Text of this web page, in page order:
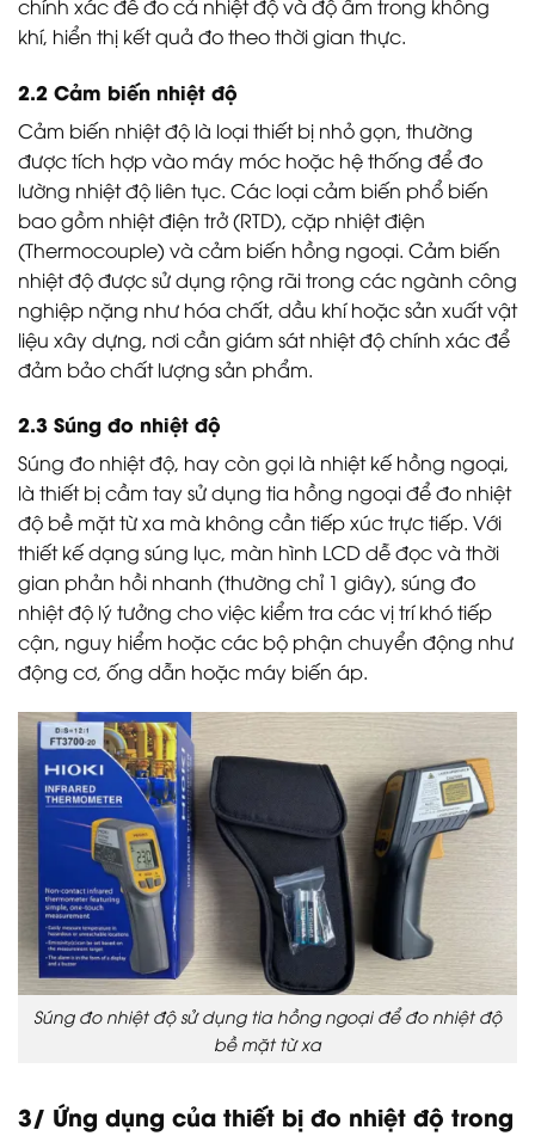
chính xác để đo cả nhiệt độ và độ ẩm trong không
khí, hiển thị kết quả đo theo thời gian thực.
2.2 Cảm biến nhiệt độ
Cảm biến nhiệt độ là loại thiết bị nhỏ gọn, thường
được tích hợp vào máy móc hoặc hệ thống để đo
lường nhiệt độ liên tục. Các loại cảm biến phổ biến
bao gồm nhiệt điện trở (RTD), cặp nhiệt điện
(Thermocouple) và cảm biến hồng ngoại. Cảm biến
nhiệt độ được sử dụng rộng rãi trong các ngành công
nghiệp nặng như hóa chất, dầu khí hoặc sản xuất vật
liệu xây dựng, nơi cần giám sát nhiệt độ chính xác để
đảm bảo chất lượng sản phẩm.
2.3 Súng đo nhiệt độ
Súng đo nhiệt độ, hay còn gọi là nhiệt kế hồng ngoại,
là thiết bị cầm tay sử dụng tia hồng ngoại để đo nhiệt
độ bề mặt từ xa mà không cần tiếp xúc trực tiếp. Với
thiết kế dạng súng lục, màn hình LCD dễ đọc và thời
gian phản hồi nhanh (thường chỉ 1 giây), súng đo
nhiệt độ lý tưởng cho việc kiểm tra các vị trí khó tiếp
cận, nguy hiểm hoặc các bộ phận chuyển động như
động cơ, ống dẫn hoặc máy biến áp.
Súng đo nhiệt độ sử dụng tia hồng ngoại để đo nhiệt độ
bề mặt từ xa
3/ Ứng dụng của thiết bị đo nhiệt độ trong